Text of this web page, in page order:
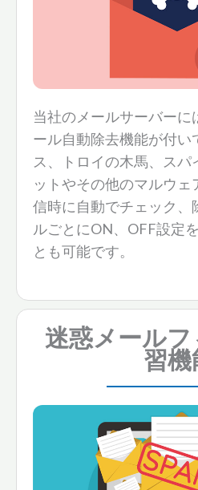
当社のメールサーバーに
ール自動除去機能が付い
ス、トロイの木馬、スパ
ットやその他のマルウ
信時に自動でチェック、
ルごとにON、OFF設定
とも可能です。
迷惑メール
習機